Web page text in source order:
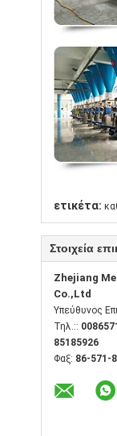
ετικέτα:
Στοιχεία
Zhejiang
Co.,Ltd
Υπεύθυνος
Τηλ.::
85185926
Φαξ: 86-571-